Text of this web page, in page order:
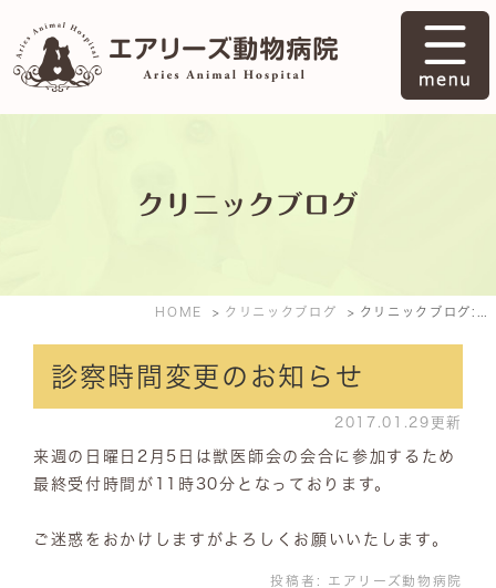
クリニックブログ
HOME クリニックブログ
診察時間変更のお知らせ
2017.01.29更新
来週の日曜日2月5日は獣医師会の会合に参加するため
最終受付時間が11時30分となっております。
ご迷惑をおかけしますがよろしくお願いいたします。
投稿者: エアリーズ動物病院